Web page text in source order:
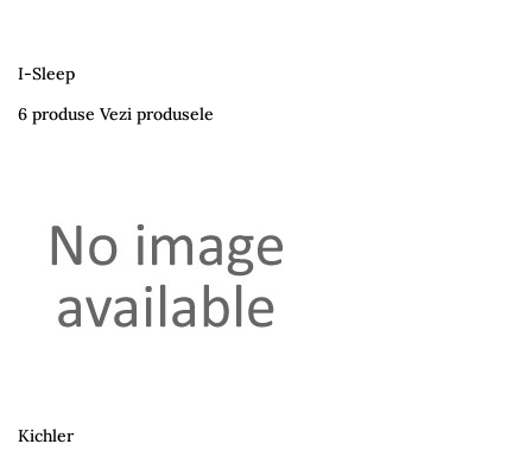
I-Sleep
6 produse Vezi produsele
Kichler